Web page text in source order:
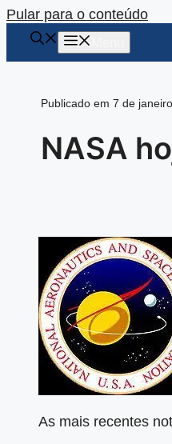
Pular para o conteúdo
Publicado em 7 de
NASA
As mais recentes